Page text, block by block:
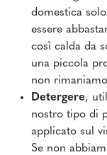
domestica
essere
così calda da
una piccola
non
Detergere,
nostro tipo di
applicato sul
Se non